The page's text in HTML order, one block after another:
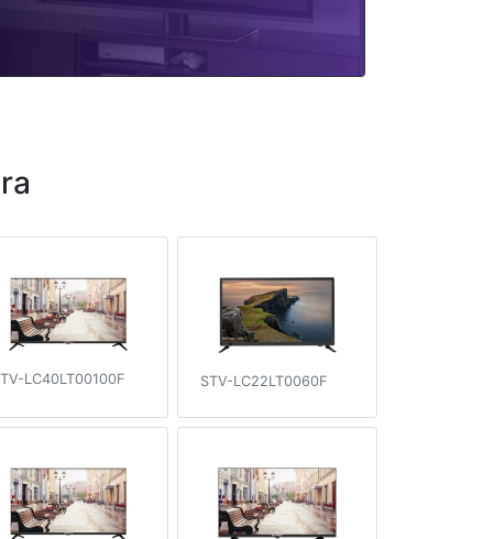
LC40LT00100F STV-LC22LT0060F